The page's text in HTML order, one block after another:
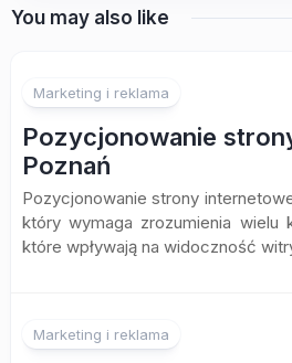
You may also like
Marketing i reklama
Pozycjonowanie
Poznań
Pozycjonowanie strony
który wymaga zrozumienia wielu
które wpływają na widoczność
Marketing i reklama